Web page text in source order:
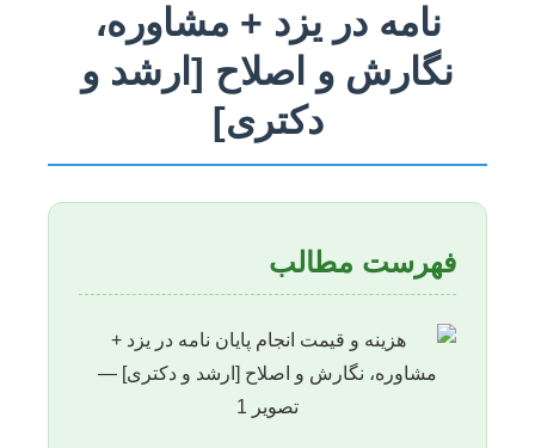
نامه در یزد + مشاوره،
نگارش و اصلاح [ارشد و
دکتری]
فهرست مطالب